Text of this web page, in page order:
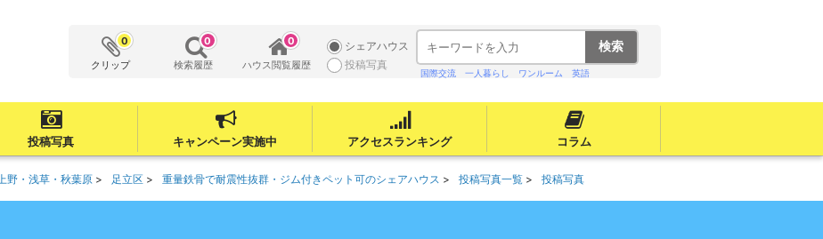
クリップ
0
検索履歴
0
ハウス閲覧履歴
0
シェアハウス
投稿写真
国際交流 一人暮らし ワンルーム 英語
投稿写真 キャンペーン実施中 アクセスランキング コラム
上野・浅草・秋葉原 足立区 重量鉄骨で耐震性抜群・ジム付きペット可のシェアハウス 投稿写真一覧 投稿写真